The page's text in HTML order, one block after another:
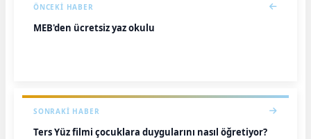
ÖNCEKI HABER
MEB'den ücretsiz yaz okulu
SONRAKI HABER
Ters Yüz filmi çocuklara duygularını nasıl öğretiyor?